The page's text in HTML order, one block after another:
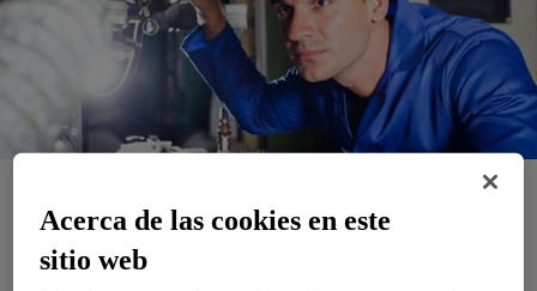
Productos
Acerca de las cookies en este
sitio web